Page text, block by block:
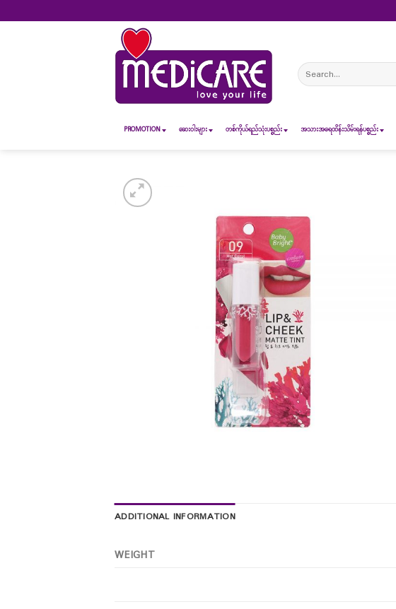
to
Search
for:
PROMOTION ဆေး၀ါးများ တစ်ကိုယ်ရည်သုံးပစ္စည်း အသားအရေထိန်းသိမ်းရန်ပစ္စည်း
ADDITIONAL INFORMATION
WEIGHT